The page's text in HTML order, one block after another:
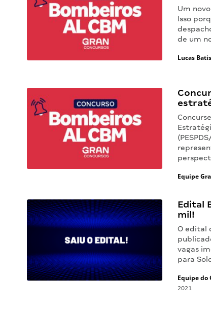
Um
Isso
de um
Lucas
Equipe
Edital
mil!
O edital
vagas
para
Equipe do
2021